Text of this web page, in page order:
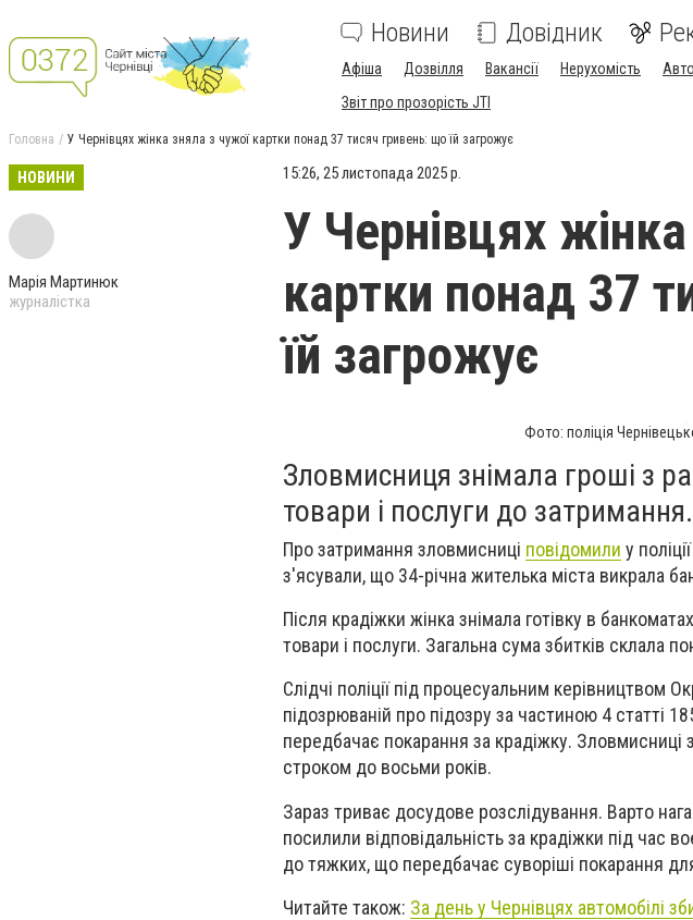
Новини Довідник
Афіша Дозвілля Вакансії Нерухомість
Звіт про прозорість JTI
Головна У Чернівцях жінка зняла з чужої картки понад 37 тисяч гривень: що їй загрожує
НОВИНИ
Марія Мартинюк
журналістка
15:26, 25 листопада 2025 р.
У Чернівцях
картки понад 37
їй загрожує
Фото: поліція
Зловмисниця знімала гроші з
товари і послуги до затримання.
Про затримання зловмисниці повідомили у
з'ясували, що 34-річна жителька міста викрала
Після крадіжки жінка знімала готівку в
товари і послуги. Загальна сума збитків склала
Слідчі поліції під процесуальним керівництвом
підозрюваній про підозру за частиною 4 статті
передбачає покарання за крадіжку. Зловмисниці
строком до восьми років.
Зараз триває досудове розслідування. Варто
посилили відповідальність за крадіжки під час
до тяжких, що передбачає суворіші покарання
Читайте також: За день у Чернівцях автомобілі